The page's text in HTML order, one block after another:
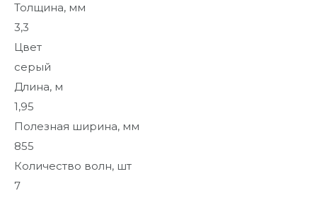
Толщина, мм
3,3
Цвет
серый
Длина, м
1,95
Полезная ширина, мм
855
Количество волн, шт
7